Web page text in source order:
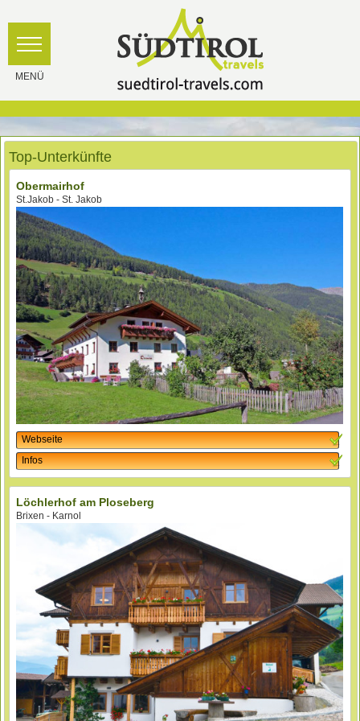
Top-Unterkünfte
Obermairhof
St.Jakob - St. Jakob
Webseite
Infos
Löchlerhof am Ploseberg
Brixen - Karnol